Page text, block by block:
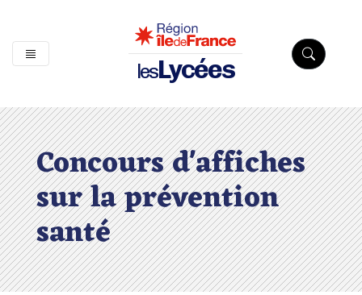
lesLycées
Concours d'affiches
sur la prévention
santé